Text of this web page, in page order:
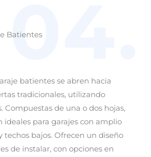
Batientes
04.
batientes se abren hacia
tradicionales, utilizando
Compuestas de una o dos hojas,
ideales para garajes con amplio
techos bajos. Ofrecen un diseño
de instalar, con opciones en